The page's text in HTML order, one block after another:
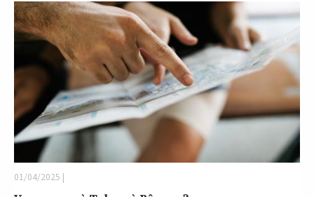
01/04/2025 |